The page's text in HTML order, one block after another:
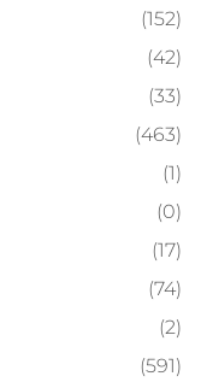
(152)
(42)
(33)
(463)
(1)
(0)
(17)
(74)
(2)
(591)